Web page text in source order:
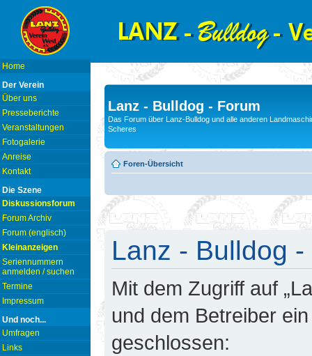
Home
Der Verein
Über uns
Presseberichte
Veranstaltungen
Fotogalerie
Anreise
Kontakt
Die Szene
Diskussionsforum
Forum Archiv
Forum (englisch)
Kleinanzeigen
Seriennummern
anmelden / suchen
Termine
Impressum
Und noch...
Umfragen
Links
Lanz - Bulldog - Forum
Das Forum über Lanz-Bulldog und alle anderen
Scheres
Foren-Übersicht
Lanz - Bulldog
Mit dem Zugriff auf
und dem Betreiber
geschlossen: